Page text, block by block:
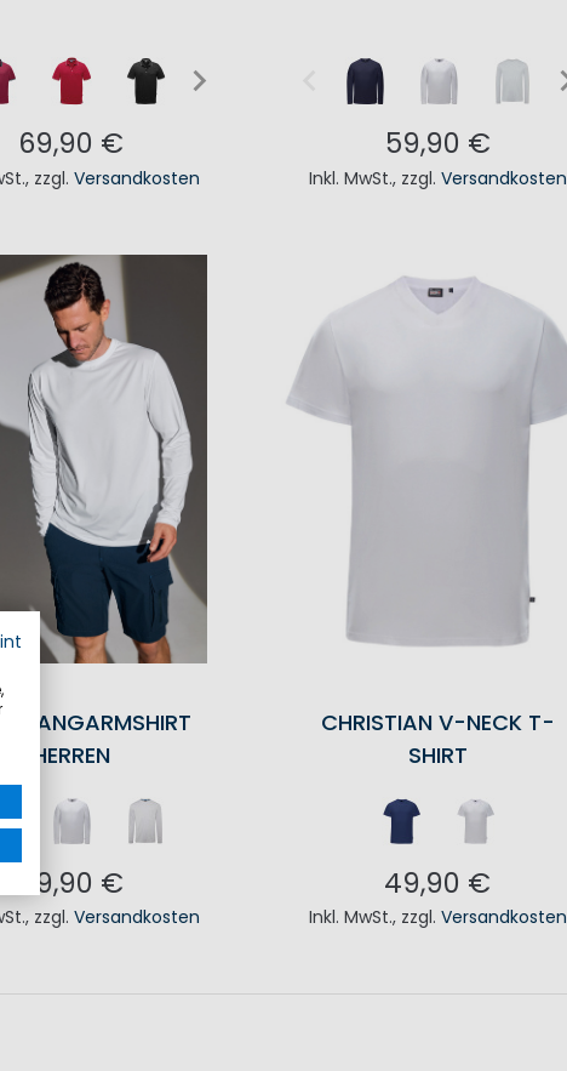
69,90 €
, zzgl.Versandkosten
59,90 €
Inkl. MwSt., zzgl. Versandkosten
LANGARMSHIRT
HERREN
59,90 €
, zzgl.Versandkosten
CHRISTIAN V-NECK T-
SHIRT
49,90 €
Inkl. MwSt., zzgl. Versandkosten